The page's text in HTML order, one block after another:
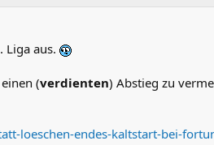
Liga aus.
(verdienten) Abstieg zu
loeschen-endes-kaltstart-bei-